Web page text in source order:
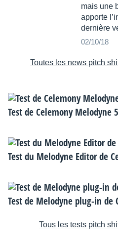
mais une
apporte
dernière
02/10/18
Toutes les news pitch
Test de Celemony Melodyne 5
Test du Melodyne Editor de
Test de Melodyne plug-in de
Tous les tests pitch